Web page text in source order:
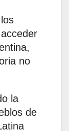
no
la
de